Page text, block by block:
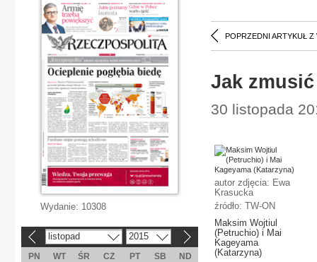
POPRZEDNI ARTYKUŁ Z
Jak
30 listopada
autor zdjęcia: Ewa
Krasucka
źródło: TW-ON
Maksim Wojtiul
(Petruchio) i Mai
Kageyama
(Katarzyna)
Wydanie: 10308
listopad 2015
PN WT ŚR CZ PT SB
ND